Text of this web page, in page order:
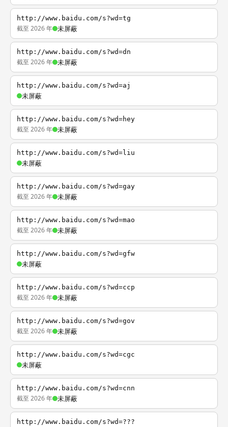
http://www.baidu.com/s?wd=tg
截至 2026 年 未屏蔽
http://www.baidu.com/s?wd=dn
截至 2026 年 未屏蔽
http://www.baidu.com/s?wd=aj
未屏蔽
http://www.baidu.com/s?wd=hey
截至 2026 年 未屏蔽
http://www.baidu.com/s?wd=liu
未屏蔽
http://www.baidu.com/s?wd=gay
截至 2026 年 未屏蔽
http://www.baidu.com/s?wd=mao
截至 2026 年 未屏蔽
http://www.baidu.com/s?wd=gfw
未屏蔽
http://www.baidu.com/s?wd=ccp
截至 2026 年 未屏蔽
http://www.baidu.com/s?wd=gov
截至 2026 年 未屏蔽
http://www.baidu.com/s?wd=cgc
未屏蔽
http://www.baidu.com/s?wd=cnn
截至 2026 年 未屏蔽
http://www.baidu.com/s?wd=???